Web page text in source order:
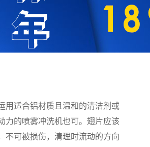
用适合铝材质且温和的清洁剂或
力的喷雾冲洗机也可。翅片应该
不可被损伤，清理时流动的方向